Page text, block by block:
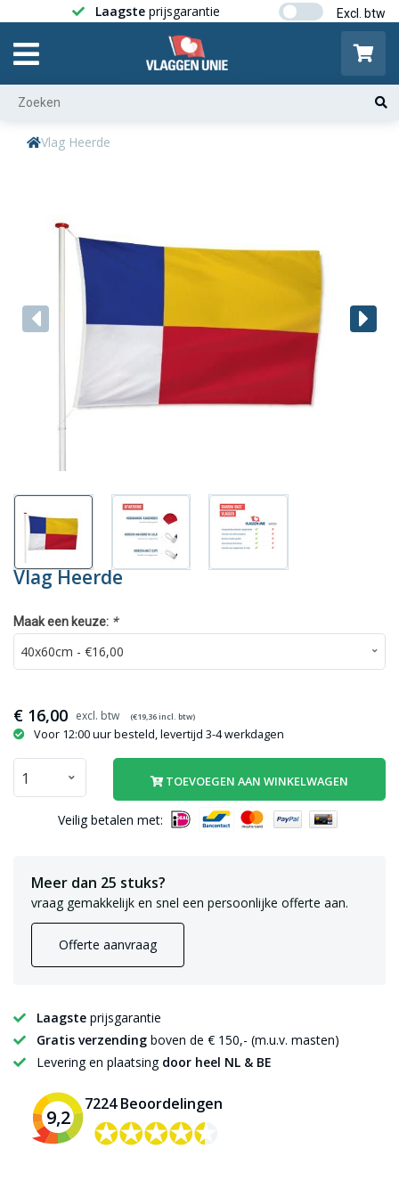
Laagste prijsgarantie Gratis
Vlag Heerde
Vlag Heerde
Maak een keuze: *
€ 16,00 (€19,36incl. btw)
Voor 12:00 uur besteld, levertijd 3-4 werkdagen
TOEVOEGEN AAN WINKELWAGEN
Veilig betalen met:
Meer dan 25 stuks?
vraag gemakkelijk en snel een persoonlijke offerte aan.
Offerte aanvraag
Laagste prijsgarantie
Gratis verzending boven de € 150,- (m.u.v. masten)
Levering en plaatsing door heel NL & BE
9,2
7224 Beoordelingen
✪✪✪✪✪
✪✪✪✪✪